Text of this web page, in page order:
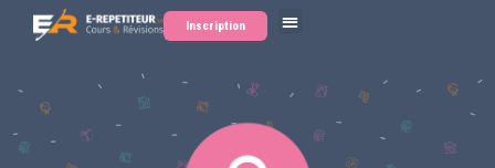
Inscription